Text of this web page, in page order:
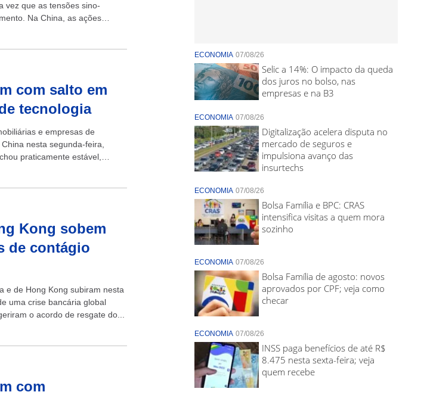
vez que as tensões sino-
Na China, as ações
com salto em
tecnologia
e empresas de
nesta segunda-feira,
praticamente estável,
Kong sobem
de contágio
e de Hong Kong subiram nesta
uma crise bancária global
o acordo de resgate do...
com
ECONOMIA 07/08/26
Selic a 14%: O impacto da queda
dos juros no bolso, nas
empresas e na B3
ECONOMIA 07/08/26
Digitalização acelera disputa no
mercado de seguros e
impulsiona avanço das
insurtechs
ECONOMIA 07/08/26
Bolsa Família e BPC: CRAS
intensifica visitas a quem mora
sozinho
ECONOMIA 07/08/26
Bolsa Família de agosto: novos
aprovados por CPF; veja como
checar
ECONOMIA 07/08/26
INSS paga benefícios de até R$
8.475 nesta sexta-feira; veja
quem recebe